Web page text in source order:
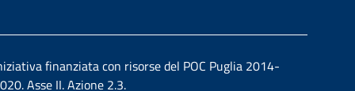
finanziata con risorse del POC Puglia 2014-
Asse II. Azione 2.3.